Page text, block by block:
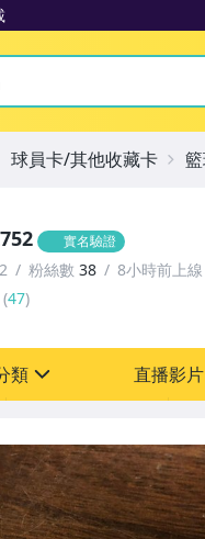
實名驗證
粉絲數 38
8小時前上線
(47)
類 直播影片
球員卡/其他收藏卡